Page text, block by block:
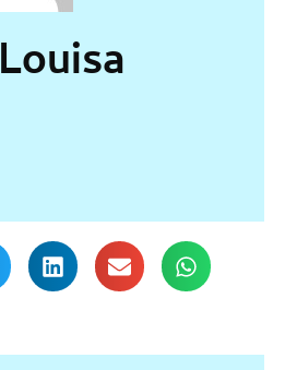
Louisa